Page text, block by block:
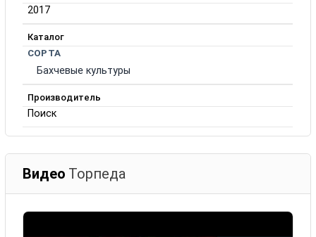
2017
Каталог
СОРТА
Бахчевые культуры
Производитель
Поиск
Видео Торпеда